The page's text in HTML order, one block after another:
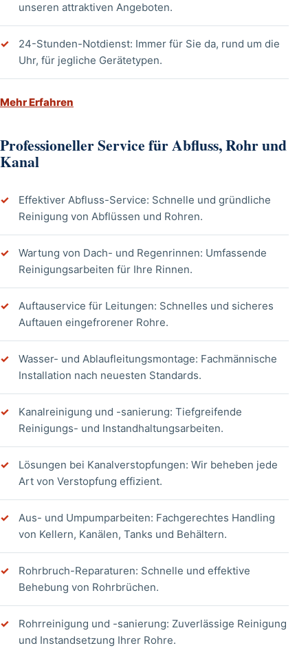
unseren attraktiven Angeboten.
24-Stunden-Notdienst: Immer für Sie da, rund um die
Uhr, für jegliche Gerätetypen.
Mehr Erfahren
Professioneller Service für Abfluss, Rohr und
Kanal
Effektiver Abfluss-Service: Schnelle und gründliche
Reinigung von Abflüssen und Rohren.
Wartung von Dach- und Regenrinnen: Umfassende
Reinigungsarbeiten für Ihre Rinnen.
Auftauservice für Leitungen: Schnelles und sicheres
Auftauen eingefrorener Rohre.
Wasser- und Ablaufleitungsmontage: Fachmännische
Installation nach neuesten Standards.
Kanalreinigung und -sanierung: Tiefgreifende
Reinigungs- und Instandhaltungsarbeiten.
Lösungen bei Kanalverstopfungen: Wir beheben jede
Art von Verstopfung effizient.
Aus- und Umpumparbeiten: Fachgerechtes Handling
von Kellern, Kanälen, Tanks und Behältern.
Rohrbruch-Reparaturen: Schnelle und effektive
Behebung von Rohrbrüchen.
Rohrreinigung und -sanierung: Zuverlässige Reinigung
und Instandsetzung Ihrer Rohre.